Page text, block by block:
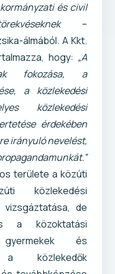
és civil
–
álmából. A Kkt.
hogy: „A
fokozása, a
a közlekedési
közlekedési
érdekében
irányuló nevelést,
területe a közúti
közlekedési
de
a közoktatási
és
közlekedők